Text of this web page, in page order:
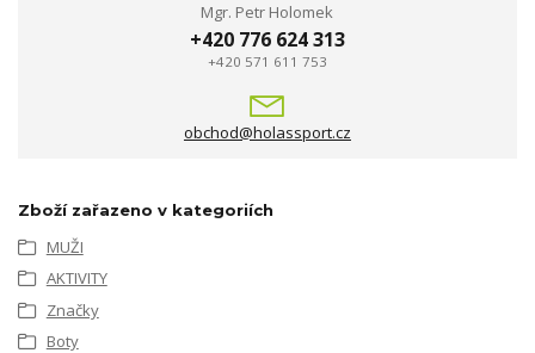
Mgr. Petr Holomek
+420 776 624 313
+420 571 611 753
obchod@holassport.cz
Zboží zařazeno v kategoriích
MUŽI
AKTIVITY
Značky
Boty